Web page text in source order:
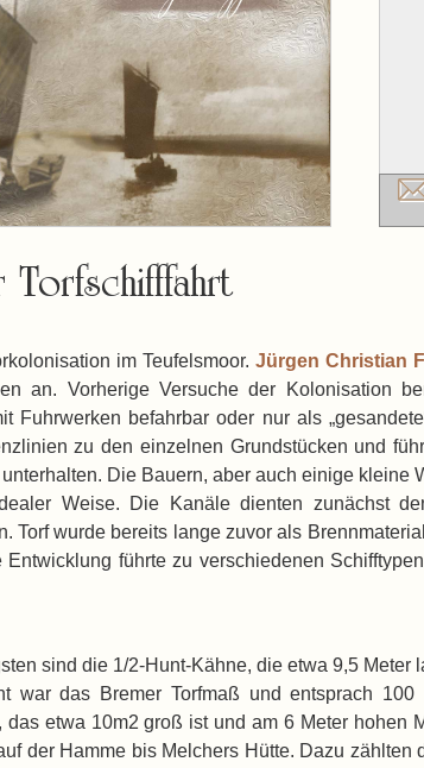
im Teufelsmoor.Jürgen Christian
an. Vorherige Versuche der Kolonisation
befahrbar oder nur als
zu den einzelnen Grundstücken und
Die Bauern, aber auch einige kleine
Weise. Die Kanäle dienten zunächst
wurde bereits lange zuvor als
führte zu verschiedenen
sind die 1/2-Hunt-Kähne, die etwa 9,5 Meter
das Bremer Torfmaß und entsprach
etwa 10m2 groß ist und am 6 Meter hohen
der Hamme bis Melchers Hütte. Dazu zählten